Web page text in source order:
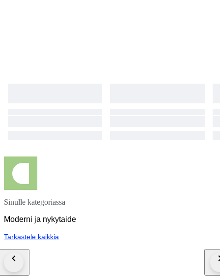
Sinulle kategoriassa
Moderni ja nykytaide
Tarkastele kaikkia